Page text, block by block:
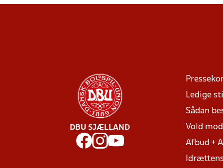
DBU SJÆLLAND
Ledige
Sådan
Vold
Afbud +